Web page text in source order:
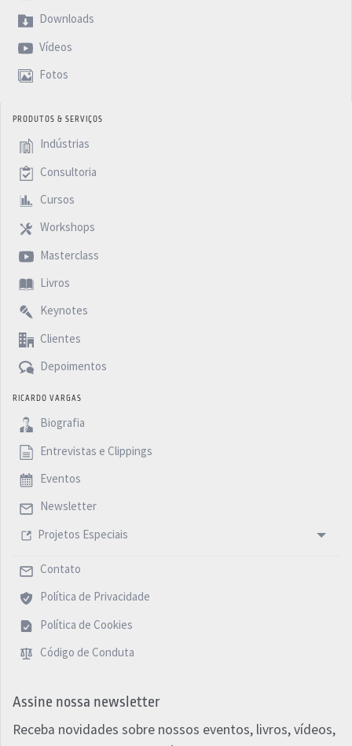
Downloads
Vídeos
Fotos
PRODUTOS & SERVIÇOS
Indústrias
Consultoria
Cursos
Workshops
Masterclass
Livros
Keynotes
Clientes
Depoimentos
RICARDO VARGAS
Biografia
Entrevistas e Clippings
Eventos
Newsletter
Projetos Especiais
Contato
Política de Privacidade
Política de Cookies
Código de Conduta
Assine nossa newsletter
Receba novidades sobre nossos eventos, livros, vídeos,